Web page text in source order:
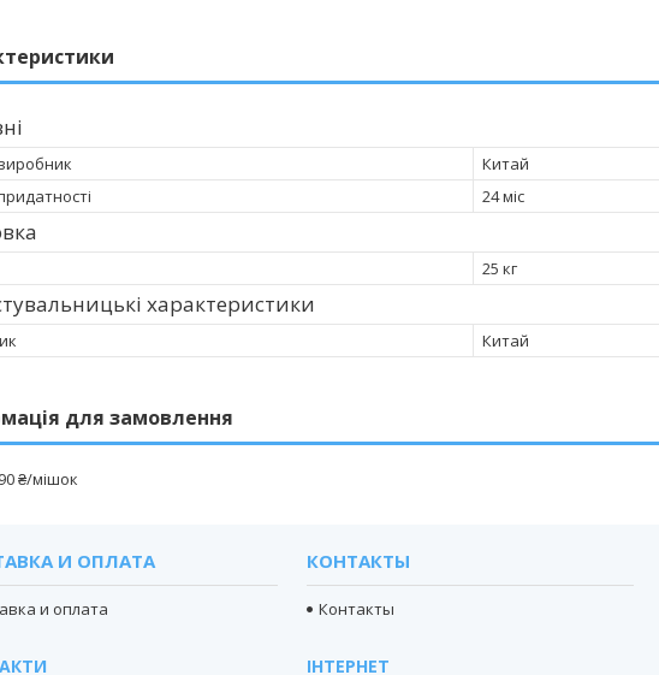
Китай
24 міс
25 кг
характеристики
Китай
для замовлення
₴/мішок
И ОПЛАТА
и оплата
КОНТАКТЫ
Контакты